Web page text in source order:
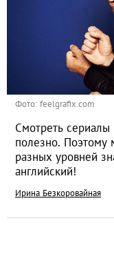
Фото: feelgrafix.com
Смотреть
полезно. Поэтому
разных уровней
английский!
Ирина Безкоровайная